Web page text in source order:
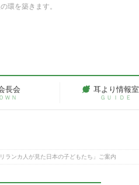
環を築きます。
長会
ＷＮ
耳より情報室
ＧＵＩＤＥ
ランカ人が見た日本の子どもたち」ご案内